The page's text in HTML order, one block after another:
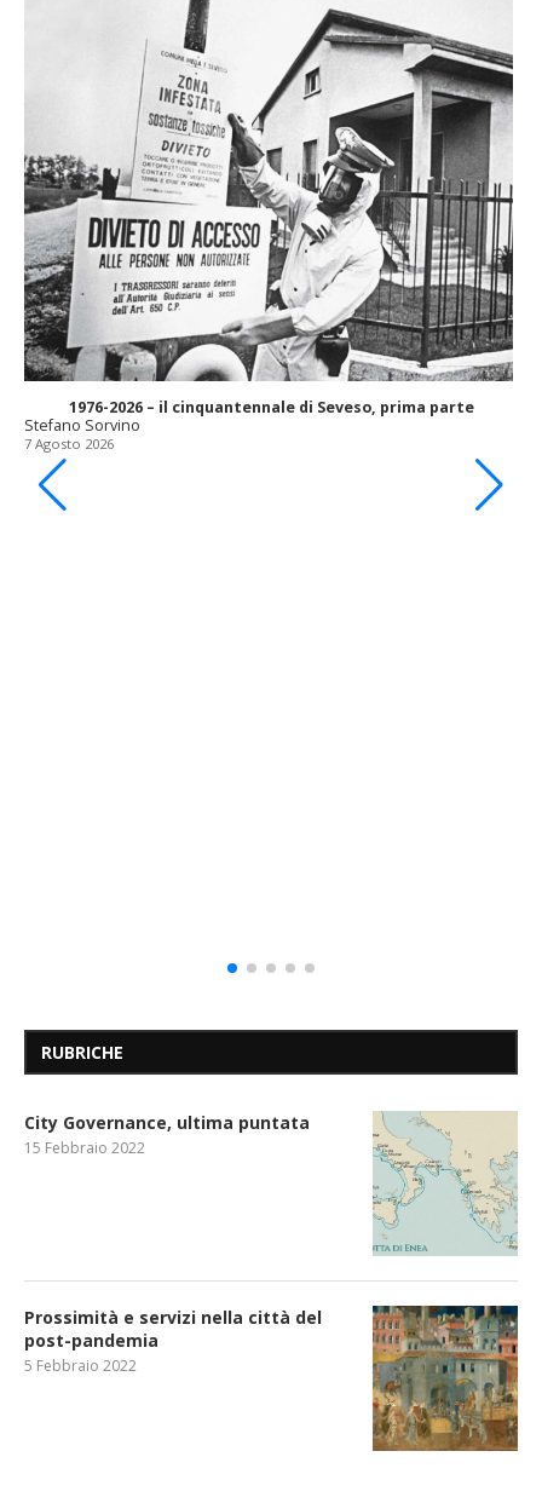
1976-2026 – il cinquantennale di Seveso, prima parte
Stefano Sorvino
7 Agosto 2026
RUBRICHE
City Governance, ultima puntata
15 Febbraio 2022
Prossimità e servizi nella città del
post-pandemia
5 Febbraio 2022